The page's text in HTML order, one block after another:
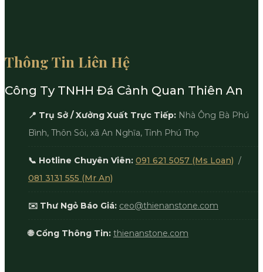
Thông Tin Liên Hệ
Công Ty TNHH Đá Cảnh Quan Thiên An
📍 Trụ Sở / Xưởng Xuất Trực Tiếp: Nhà Ông Bà Phú
Bình, Thôn Sỏi, xã An Nghĩa, Tỉnh Phú Thọ
📞 Hotline Chuyên Viên: 091 621 5057 (Ms Loan) /
081 3131 555 (Mr An)
✉️ Thư Ngỏ Báo Giá: ceo@thienanstone.com
🌐 Cổng Thông Tin: thienanstone.com